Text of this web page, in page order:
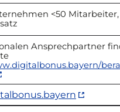
<50 Mitarbeiter,
Ansprechpartner